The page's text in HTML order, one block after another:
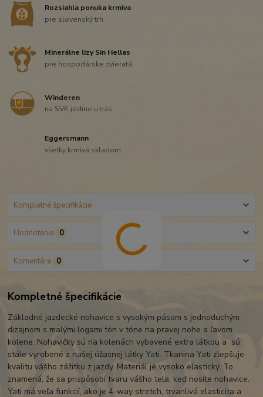
Rozsiahla ponuka krmiva
pre slovenský trh
Minerálne lizy Sin Hellas
pre hospodárske zvieratá
Winderen
na SVK jedine u nás
Eggersmann
všetky krmivá skladom
Kompletné špecifikácie
Hodnotenie 0
Komentáre 0
Kompletné špecifikácie
Základné jazdecké nohavice s vysokým pásom s jednoduchým
dizajnom s malými logami tón v tóne na pravej nohe a ľavom
kolene. Nohavičky sú na kolenách vybavené extra látkou a sú
stále vyrobené z našej úžasnej látky Yati. Tkanina Yati zlepšuje
kvalitu vášho zážitku z jazdy. Materiál je vysoko elastický. To
znamená, že sa prispôsobí tvaru vášho tela, keď nosíte nohavice.
Yati má veľa funkcií, ako je 4-way stretch, trvanlivá elasticita a